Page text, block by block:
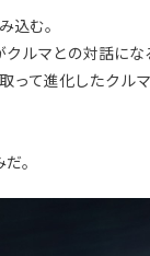
込む。
ルマとの対話にな
て進化したクルマ
。